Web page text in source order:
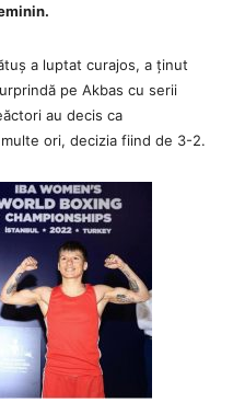
a luptat curajos, a ținut
pe Akbas cu serii
au decis ca
ori, decizia fiind de 3-2.